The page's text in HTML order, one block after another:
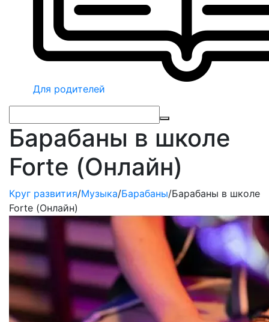
Для родителей
Барабаны в школе
Forte (Онлайн)
Круг развития/Музыка/Барабаны/Барабаны в школе
Forte (Онлайн)